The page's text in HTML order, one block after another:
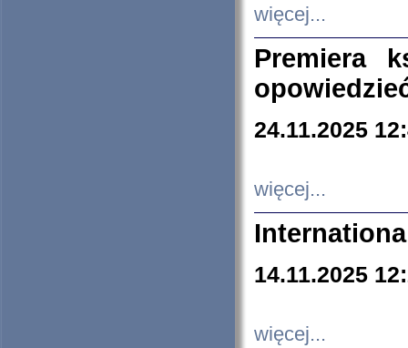
więcej...
Premiera
24.11.2025
więcej...
14.11.2025
więcej...